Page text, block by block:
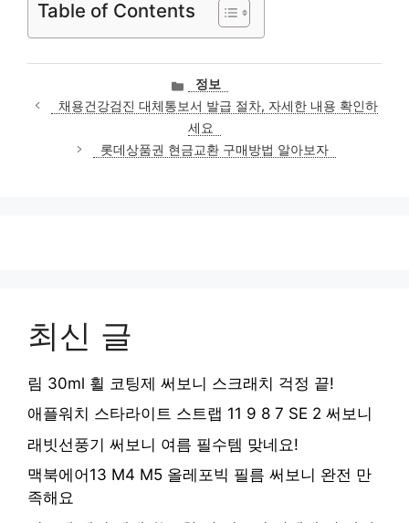
Table of Contents
카
테
고
리
정보
채용건강검진 대체통보서 발급 절차, 자세한 내용 확인하
세요
롯데상품권 현금교환 구매방법 알아보자
최신 글
림 30ml 휠 코팅제 써보니 스크래치 걱정 끝!
애플워치 스타라이트 스트랩 11 9 8 7 SE 2 써보니
래빗선풍기 써보니 여름 필수템 맞네요!
맥북에어13 M4 M5 올레포빅 필름 써보니 완전 만
족해요